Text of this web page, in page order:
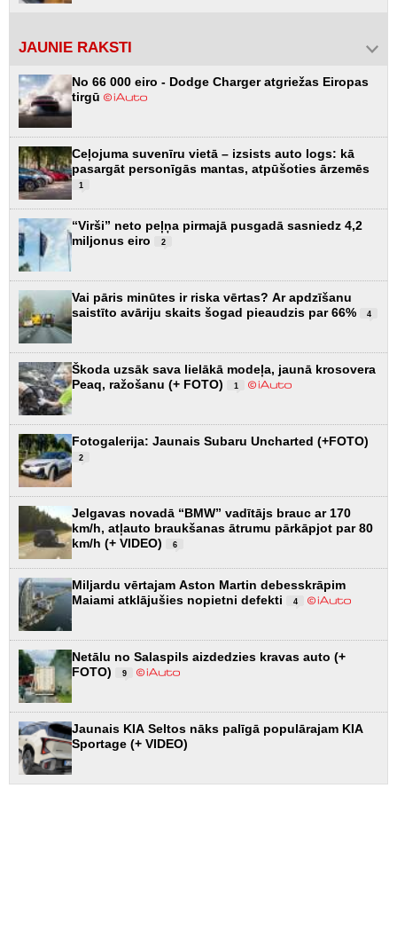
JAUNIE RAKSTI
No 66 000 eiro - Dodge Charger atgriežas Eiropas
tirgū
Ceļojuma suvenīru vietā – izsists auto logs: kā
pasargāt personīgās mantas, atpūšoties ārzemēs
1
“Virši” neto peļņa pirmajā pusgadā sasniedz 4,2
miljonus eiro
2
Vai pāris minūtes ir riska vērtas? Ar apdzīšanu
saistīto avāriju skaits šogad pieaudzis par 66%
4
Škoda uzsāk sava lielākā modeļa, jaunā krosovera
Peaq, ražošanu (+ FOTO)
1
Fotogalerija: Jaunais Subaru Uncharted (+FOTO)
2
Jelgavas novadā “BMW” vadītājs brauc ar 170
km/h, atļauto braukšanas ātrumu pārkāpjot par 80
km/h (+ VIDEO)
6
Miljardu vērtajam Aston Martin debesskrāpim
Maiami atklājušies nopietni defekti
4
Netālu no Salaspils aizdedzies kravas auto (+
FOTO)
9
Jaunais KIA Seltos nāks palīgā populārajam KIA
Sportage (+ VIDEO)